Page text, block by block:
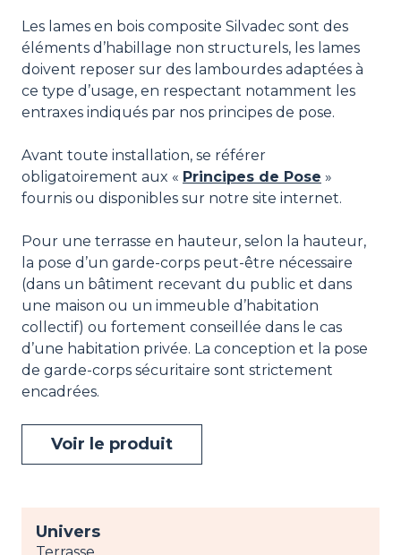
Les lames en bois composite Silvadec sont des
éléments d’habillage non structurels, les lames
doivent reposer sur des lambourdes adaptées à
ce type d’usage, en respectant notamment les
entraxes indiqués par nos principes de pose.
Avant toute installation, se référer
obligatoirement aux « Principes de Pose »
fournis ou disponibles sur notre site internet.
Pour une terrasse en hauteur, selon la hauteur,
la pose d’un garde-corps peut-être nécessaire
(dans un bâtiment recevant du public et dans
une maison ou un immeuble d’habitation
collectif) ou fortement conseillée dans le cas
d’une habitation privée. La conception et la pose
de garde-corps sécuritaire sont strictement
encadrées.
Voir le produit
Univers
Terrasse